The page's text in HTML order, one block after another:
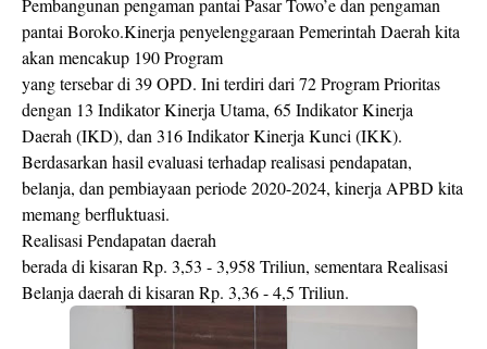
Pembangunan pengaman pantai Pasar Towo’e dan pengaman
pantai Boroko.Kinerja penyelenggaraan Pemerintah Daerah kita
akan mencakup 190 Program
yang tersebar di 39 OPD. Ini terdiri dari 72 Program Prioritas
dengan 13 Indikator Kinerja Utama, 65 Indikator Kinerja
Daerah (IKD), dan 316 Indikator Kinerja Kunci (IKK).
Berdasarkan hasil evaluasi terhadap realisasi pendapatan,
belanja, dan pembiayaan periode 2020-2024, kinerja APBD kita
memang berfluktuasi.
Realisasi Pendapatan daerah
berada di kisaran Rp. 3,53 - 3,958 Triliun, sementara Realisasi
Belanja daerah di kisaran Rp. 3,36 - 4,5 Triliun.